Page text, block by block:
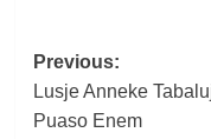
Post
navigation
Previous:
Lusje Anneke
Puaso Enem